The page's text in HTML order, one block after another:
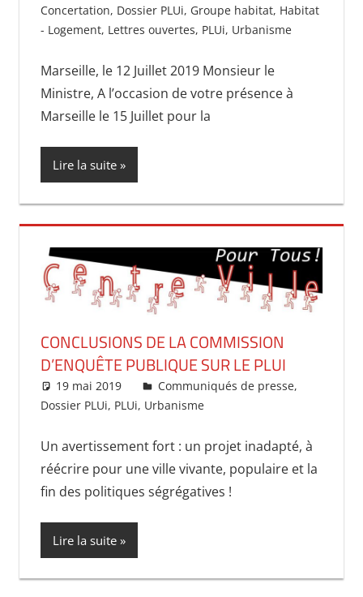
Concertation, Dossier PLUi, Groupe habitat, Habitat
- Logement, Lettres ouvertes, PLUi, Urbanisme
Marseille, le 12 Juillet 2019 Monsieur le
Ministre, A l’occasion de votre présence à
Marseille le 15 Juillet pour la
Lire la suite
CONCLUSIONS DE LA COMMISSION
D’ENQUÊTE PUBLIQUE SUR LE PLUI
19 mai 2019 uncentrevillepourtous
Communiqués de presse,
Dossier PLUi, PLUi, Urbanisme
Un avertissement fort : un projet inadapté, à
réécrire pour une ville vivante, populaire et la
fin des politiques ségrégatives !
Lire la suite